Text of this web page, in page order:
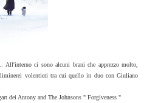
ci sono alcuni brani che apprezzo molto,
volentieri tra cui quello in duo con Giuliano
dei Antony and The Johnsons " Forgiveness "